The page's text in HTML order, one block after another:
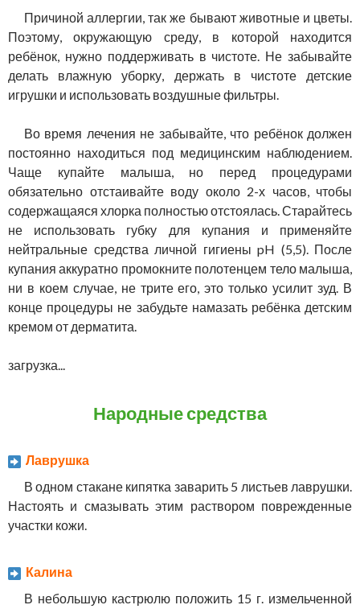
Причиной аллергии, так же бывают животные и цветы.
Поэтому, окружающую среду, в которой находится
ребёнок, нужно поддерживать в чистоте. Не забывайте
делать влажную уборку, держать в чистоте детские
игрушки и использовать воздушные фильтры.
Во время лечения не забывайте, что ребёнок должен
постоянно находиться под медицинским наблюдением.
Чаще купайте малыша, но перед процедурами
обязательно отстаивайте воду около 2-х часов, чтобы
содержащаяся хлорка полностью отстоялась. Старайтесь
не использовать губку для купания и применяйте
нейтральные средства личной гигиены pH (5,5). После
купания аккуратно промокните полотенцем тело малыша,
ни в коем случае, не трите его, это только усилит зуд. В
конце процедуры не забудьте намазать ребёнка детским
кремом от дерматита.
загрузка...
Народные средства
Лаврушка
В одном стакане кипятка заварить 5 листьев лаврушки.
Настоять и смазывать этим раствором поврежденные
участки кожи.
Калина
В небольшую кастрюлю положить 15 г. измельченной